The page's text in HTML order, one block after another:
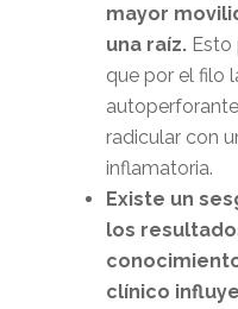
mayor
una raíz.Esto
que por el filo
radicular con
inflamatoria.
Existe un
los
clínico